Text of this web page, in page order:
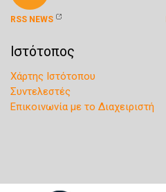
RSS NEWS
Ιστότοπος
Χάρτης Ιστότοπου
Συντελεστές
Επικοινωνία με το Διαχειριστή